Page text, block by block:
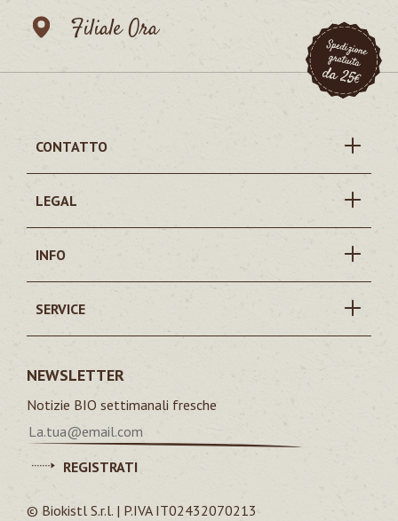
Filiale Ora
CONTATTO
LEGAL
INFO
SERVICE
NEWSLETTER
Notizie BIO settimanali fresche
REGISTRATI
© Biokistl S.r.l. | P.IVA IT02432070213